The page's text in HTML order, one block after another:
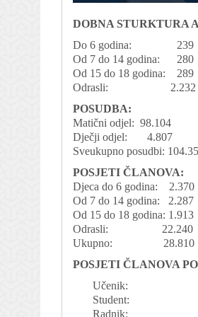
DOBNA STURKTURA
Do 6 godina: 239
Od 7 do 14 godina: 280
Od 15 do 18 godina: 289
Odrasli: 2.232
POSUDBA:
Matični odjel:
Dječji odjel: 4.807
Sveukupno
POSJETI ČLANOVA:
Djeca do 6 godina: 2.370
Od 7 do 14 godina: 2.287
Od 15 do 18 godina: 1.913
Odrasli: 22.240
Ukupno: 28.810
POSJETI ČLANOVA
Učenik:
Student:
Radnik: